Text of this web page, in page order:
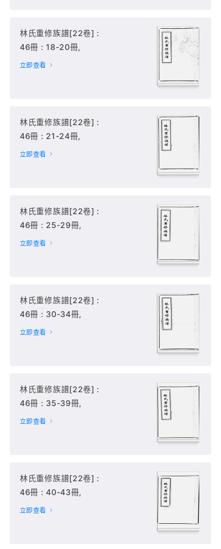
林氏重修族譜[22卷] :
46冊 : 18-20冊,
立即查看
林氏重修族譜[22卷] :
46冊 : 21-24冊,
立即查看
林氏重修族譜[22卷] :
46冊 : 25-29冊,
立即查看
林氏重修族譜[22卷] :
46冊 : 30-34冊,
立即查看
林氏重修族譜[22卷] :
46冊 : 35-39冊,
立即查看
林氏重修族譜[22卷] :
46冊 : 40-43冊,
立即查看